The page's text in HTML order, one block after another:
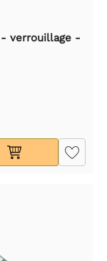
verrouillage -